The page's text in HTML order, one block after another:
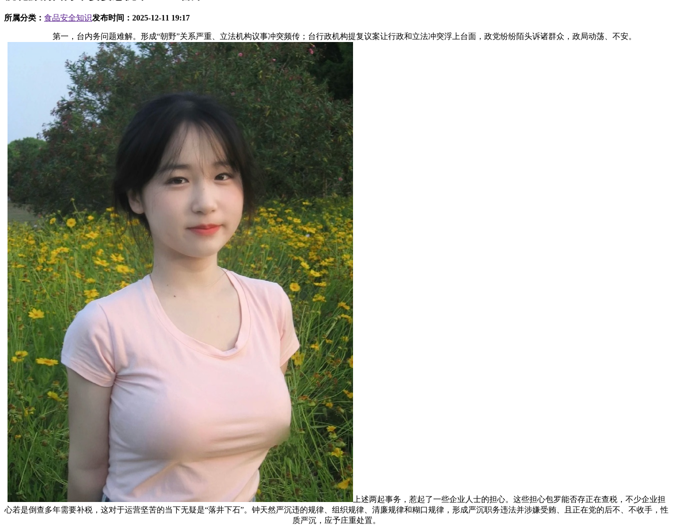
所属分类： 食品安全知识发布时间： 2025-12-11 19:17
第一，台内务问题难解。形成“朝野”关系严重、立法机构议事冲突频传；台行政机构提复议案让行政和立法冲突浮上台面，政党纷纷陌头诉诸群众，政局动荡、不安。
上述两起事务，惹起了一些企业人士的担心。这些担心包罗能否存正在查税，不少企业担
心若是倒查多年需要补税，这对于运营坚苦的当下无疑是“落井下石”。钟天然严沉违的规律、组织规律、清廉规律和糊口规律，形成严沉职务违法并涉嫌受贿、且正在党的后不、不收手，性
质严沉，应予庄重处置。